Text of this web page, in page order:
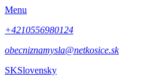
Menu
+4210556980124
obecniznamysla@netkosice.sk
SKSlovensky